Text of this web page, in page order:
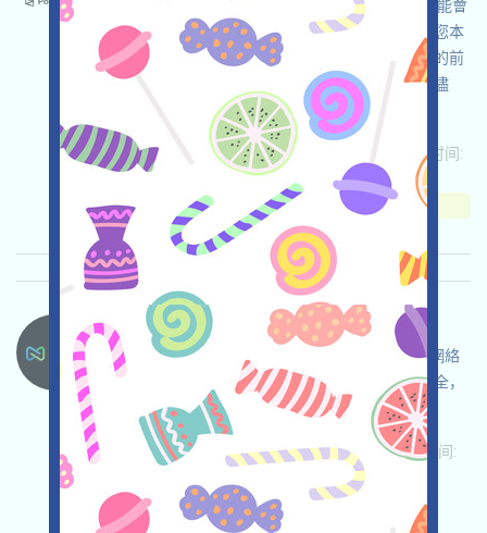
Polymarket是全球知名的預測市場平臺，它很可能會
空投，所以我們建議如果您的司法轄區允許，儅您本
身對預測市場也有需求的情況下，可以合法合規的前
提下，以捎帶空投為目的與該平臺互動，請自行儘
調，確保並自負使用安全。
关联: ETH/ERC/EVM
收录时间:
重要程度:★★★☆3.5 查阅详情
Nexys-NEXYS 语言：
NEXYS正在空投，這是一個基於BASE的志願者網絡
項目，打开活动页面，自行儘調，確保並自負安全，
完善并提交表单，參與志願者活動，獲得空投！
关联:需申请 ETH/ERC/EVM Mail
收录时间:
重要程度: ★★☆2.5 查阅详情